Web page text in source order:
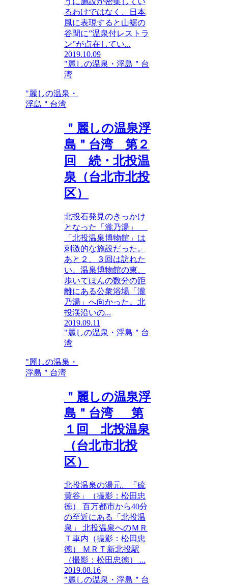
るわけではなく、日本
風に表現すると山裾の
谷間に”温泉付レストラ
ン”が点在してい...
2019.10.09
"麗しの温泉・浮島＂台
湾
"麗しの温泉・
浮島＂台湾
＂麗しの温泉浮
島＂台湾 第２
回 続・北投温
泉（台北市北投
区）
北投石発見のきっかけ
となった「瀧乃湯」
「北投温泉博物館」は
刺激的な施設だった。
あと２、３回は訪れた
い。温泉博物館の東、
歩いてほんの数分の距
離にある公衆浴場「瀧
乃湯」へ向かった。北
投渓沿いの...
2019.09.11
"麗しの温泉・浮島＂台
湾
"麗しの温泉・
浮島＂台湾
＂麗しの温泉浮
島＂台湾 第
１回 北投温泉
（台北市北投
区）
北投温泉の湯元、「硫
黄谷」（撮影：松田忠
徳） 百万都市から40分
の至近にある「北投温
泉」 北投温泉へのＭＲ
Ｔ車内（撮影：松田忠
徳） ＭＲＴ新北投駅
（撮影：松田忠徳） ...
2019.08.16
"麗しの温泉・浮島＂台